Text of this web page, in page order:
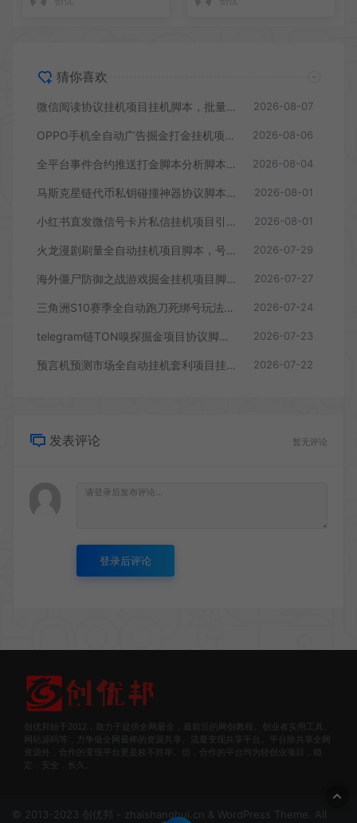
猜你喜欢
微信阅读协议挂机项目挂机脚本，批量矩阵挂机，单号一天5+ 2026-08-07
OPPO手机全自动广告掘金打金挂机项目挂机脚本，单机一天9+可批量放大 2026-08-06
全平台事件合约推送打金脚本分析脚本，号称胜率百分之90以上 2026-08-04
马斯克星链代币私钥碰撞神器协议脚本，号称单窗口收入四位数 2026-08-01
小红书直发微信号卡片私信挂机项目引流脚本，有效触达微信不检测不封号 2026-08-01
火龙漫剧刷量全自动挂机项目脚本，号称单号爆火日入100+ 2026-07-29
海外僵尸防御之战游戏掘金挂机项目脚本，单机一天150+ 2026-07-27
三角洲S10赛季全自动跑刀死绑号玩法全自动搬砖挂机项目挂机脚本，单窗口30+ 2026-07-24
telegram链TON嗅探掘金项目协议脚本，号称月入四位数 2026-07-23
预言机预测市场全自动挂机套利项目挂机脚本，日均30+USD 2026-07-22
发表评论 暂无评论
登录后评论
创优邦始于2012，致力于提供全网最全，最前沿的网创教程、创业者实用工具、
网站源码等，力争做全网最棒的资源共享、流量变现共享平台。平台除共享全网
资源外，合作的变现平台更是枚不胜举。但，合作的平台均为轻创业项目，稳
定，安全，长久。
© 2013-2023 创优邦 - zhaishanghui.cn & WordPress Theme. All